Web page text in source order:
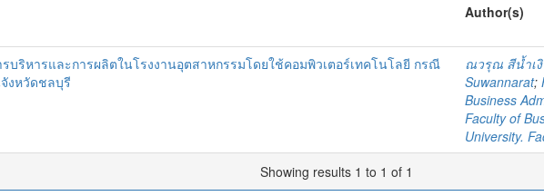
Author(s)
บริหารและการผลิตในโรงงานอุตสาหกรรมโดยใช้คอมพิวเตอร์เทคโนโลยี กรณี
งหวัดชลบุรี
ณวรุณ สีน้ำเ
Suwannarat;
Business
Faculty of
University.
Showing results 1 to 1 of 1